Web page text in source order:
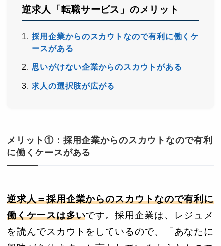
逆求人「転職サービス」のメリット
採用企業からのスカウトなので有利に働くケ
ースがある
思いがけない企業からのスカウトがある
求人の選択肢が広がる
メリット①：採用企業からのスカウトなので有利
に働くケースがある
逆求人＝採用企業からのスカウトなので有利に
働くケースは多いです。採用企業は、レジュメ
を読んでスカウトをしているので、「あなたに